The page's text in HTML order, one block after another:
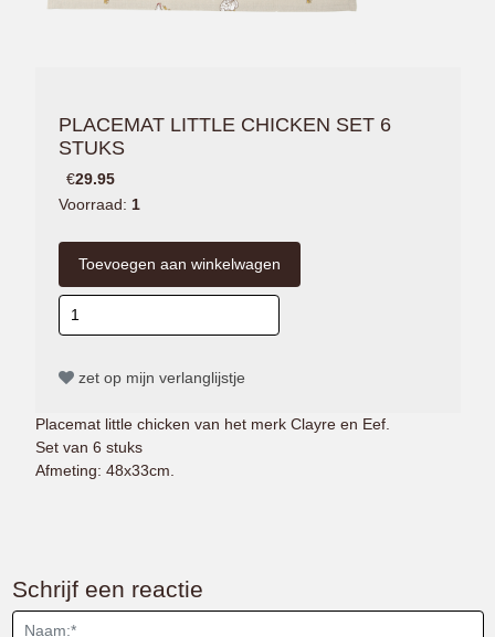
PLACEMAT LITTLE CHICKEN SET 6
STUKS
€29.95
Voorraad: 1
zet op mijn verlanglijstje
Placemat little chicken van het merk Clayre en Eef.
Set van 6 stuks
Afmeting: 48x33cm.
Schrijf een reactie